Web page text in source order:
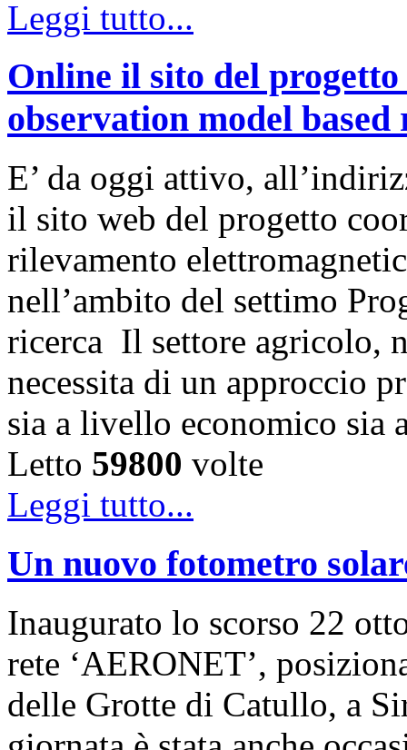
Leggi tutto...
Online il sito del
observation model
E’ da oggi attivo,
il sito web del progetto
rilevamento
nell’ambito del settimo
ricerca Il settore agricolo,
necessita di un approccio
sia a livello economico
Letto 59800 volte
Leggi tutto...
Un nuovo fotometro
Inaugurato lo scorso 22
rete ‘AERONET’,
delle Grotte di Catullo, a